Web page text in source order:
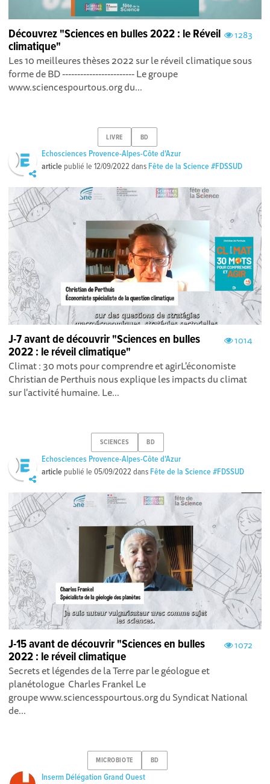
1283
Découvrez "Sciences en bulles 2022 : le Réveil
climatique"
Les 10 meilleures thèses 2022 sur le réveil climatique sous
forme de BD ------------------------ Le groupe
www.sciencespourtous.org du...
LIVRE BD
Echosciences Provence-Alpes-Côte d'Azur
article publié le12/09/2022 dans Fête de la Science #FDSSUD
1014
J-7 avant de découvrir "Sciences en bulles
2022 : le réveil climatique"
Climat : 30 mots pour comprendre et agirL'économiste
Christian de Perthuis nous explique les impacts du climat
sur l'activité humaine. Le...
SCIENCES BD
Echosciences Provence-Alpes-Côte d'Azur
article publié le05/09/2022 dans Fête de la Science #FDSSUD
1072
J-15 avant de découvrir "Sciences en bulles
2022 : le réveil climatique
Secrets et légendes de la Terre par le géologue et
planétologue Charles Frankel Le
groupe www.sciencesspourtous.org du Syndicat National
de...
MICROBIOTE BD
Inserm Délégation Grand Ouest